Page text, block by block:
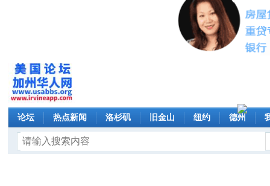
论坛 热点新闻 洛杉矶 旧金山 纽约 德州